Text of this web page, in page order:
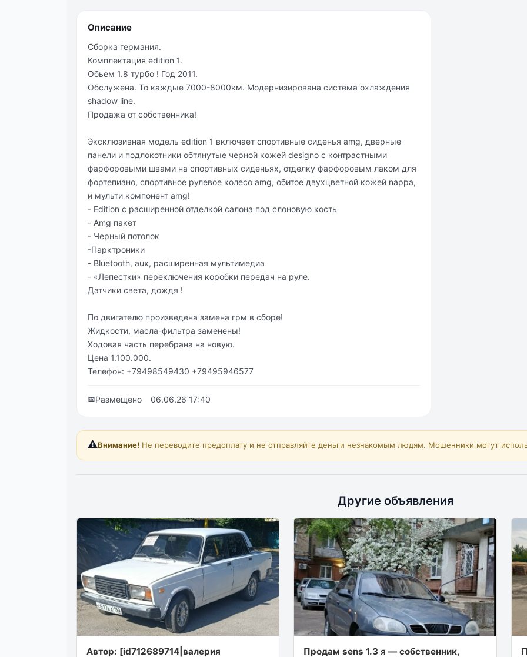
Описание
Сборка германия.
Комплектация edition 1.
Обьем 1.8 турбо ! Год 2011.
Обслужена. То каждые 7000-8000км. Модернизирована система охлаждения
shadow line.
Продажа от собственника!
Эксклюзивная модель edition 1 включает спортивные сиденья amg, дверные
панели и подлокотники обтянутые черной кожей designo с контрастными
фарфоровыми швами на спортивных сиденьях, отделку фарфоровым лаком для
фортепиано, спортивное рулевое колесо amg, обитое двухцветной кожей nappa,
и мульти компонент amg!
- Edition с расширенной отделкой салона под слоновую кость
- Amg пакет
- Черный потолок
-Парктроники
- Bluetooth, aux, расширенная мультимедиа
- «Лепестки» переключения коробки передач на руле.
Датчики света, дождя !
По двигателю произведена замена грм в сборе!
Жидкости, масла-фильтра заменены!
Ходовая часть перебрана на новую.
Цена 1.100.000.
Телефон: +79498549430 +79495946577
📅Размещено 06.06.26 17:40
⚠️Внимание! Не переводите предоплату и не отправляйте деньги незнакомым людям. Мошенники могут
Другие объявления
Автор: [id712689714|валерия Продам sens 1.3 я — собственник,